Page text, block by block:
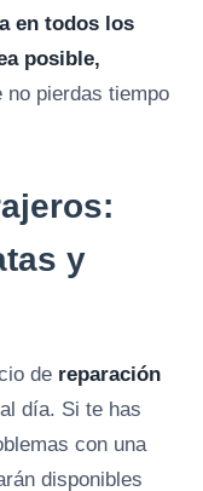
en todos los
posible,
pierdas tiempo
y
de reparación
día. Si te has
con una
disponibles